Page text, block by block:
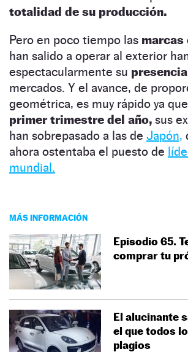
totalidad de su producción.
Pero en poco tiempo las marcas
han salido a operar al exterior
espectacularmente su presencia
mercados. Y el avance, de
geométrica, es muy rápido ya
primer trimestre del año, sus
han sobrepasado a las de Japón,
ahora ostentaba el puesto de
mundial.
MÁS INFORMACIÓN
Episodio 65.
comprar tu
El alucinante
el que todos
plagios